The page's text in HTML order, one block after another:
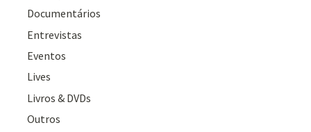
Documentários
Entrevistas
Eventos
Lives
Livros & DVDs
Outros